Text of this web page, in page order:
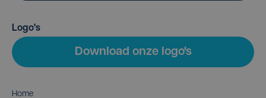
Logo's
Download onze logo's
Home